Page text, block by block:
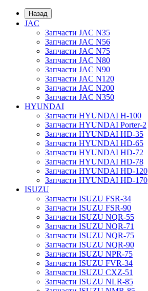
Назад
JAC
Запчасти JAC N35
Запчасти JAC N56
Запчасти JAC N75
Запчасти JAC N80
Запчасти JAC N90
Запчасти JAC N120
Запчасти JAC N200
Запчасти JAC N350
HYUNDAI
Запчасти HYUNDAI H-100
Запчасти HYUNDAI Porter-2
Запчасти HYUNDAI HD-35
Запчасти HYUNDAI HD-65
Запчасти HYUNDAI HD-72
Запчасти HYUNDAI HD-78
Запчасти HYUNDAI HD-120
Запчасти HYUNDAI HD-170
ISUZU
Запчасти ISUZU FSR-34
Запчасти ISUZU FSR-90
Запчасти ISUZU NQR-55
Запчасти ISUZU NQR-71
Запчасти ISUZU NQR-75
Запчасти ISUZU NQR-90
Запчасти ISUZU NPR-75
Запчасти ISUZU FVR-34
Запчасти ISUZU CXZ-51
Запчасти ISUZU NLR-85